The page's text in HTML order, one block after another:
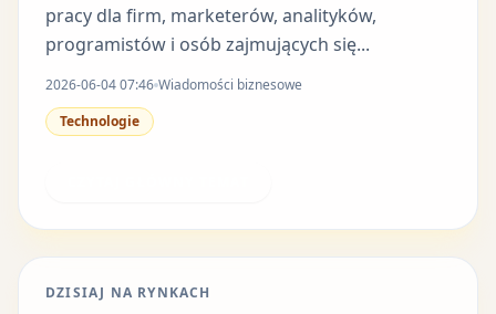
pracy dla firm, marketerów, analityków,
programistów i osób zajmujących się...
2026-06-04 07:46 Wiadomości biznesowe
Technologie
DZISIAJ NA RYNKACH